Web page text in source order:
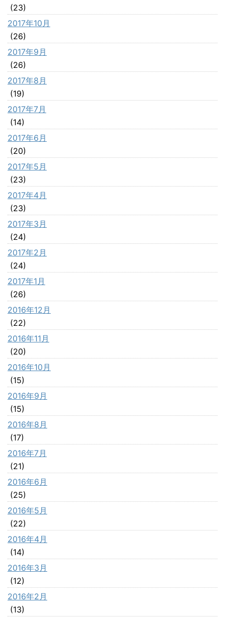
(23)
2017年10月
(26)
2017年9月
(26)
2017年8月
(19)
2017年7月
(14)
2017年6月
(20)
2017年5月
(23)
2017年4月
(23)
2017年3月
(24)
2017年2月
(24)
2017年1月
(26)
2016年12月
(22)
2016年11月
(20)
2016年10月
(15)
2016年9月
(15)
2016年8月
(17)
2016年7月
(21)
2016年6月
(25)
2016年5月
(22)
2016年4月
(14)
2016年3月
(12)
2016年2月
(13)